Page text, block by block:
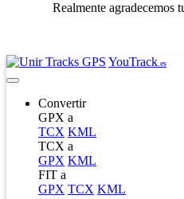
Realmente agradecemos
YouTrack.es
Convertir
GPX a
TCX KML
TCX a
GPX KML
FIT a
GPX TCX KML